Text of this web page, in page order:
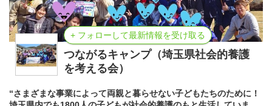
+ フォローして最新情報を受け取る
つながるキャンプ（埼玉県社会的養護
を考える会）
“さまざまな事業によって両親と暮らせない子どもたちのために！